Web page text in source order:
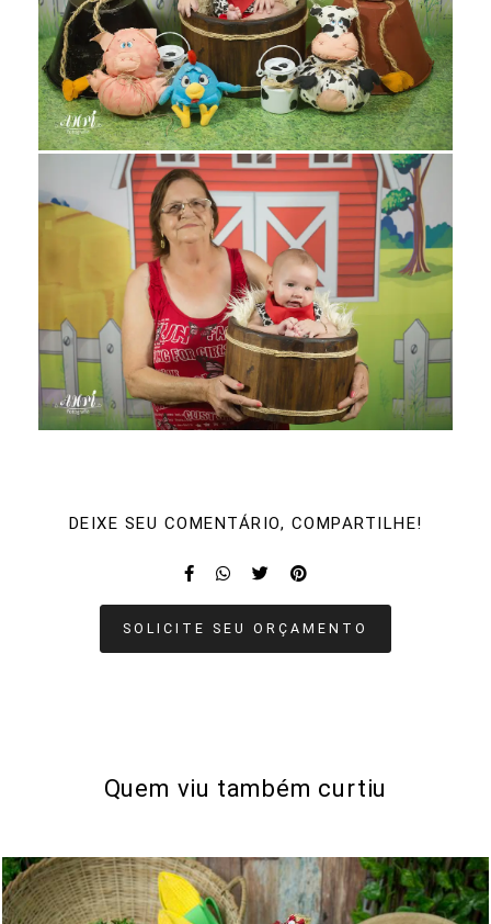
DEIXE SEU COMENTÁRIO, COMPARTILHE!
SOLICITE SEU ORÇAMENTO
Quem viu também curtiu